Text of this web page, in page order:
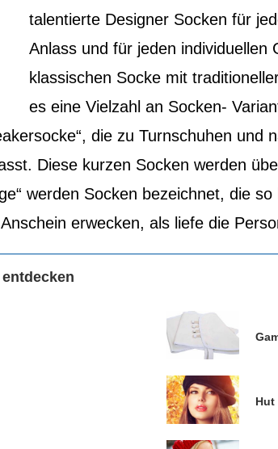
talentierte Designer Socken für
Anlass und für jeden individuellen
klassischen Socke mit
es eine Vielzahl an Socken-
die zu Turnschuhen und
Diese kurzen Socken werden
werden Socken bezeichnet, die
erwecken, als liefe die
Hut